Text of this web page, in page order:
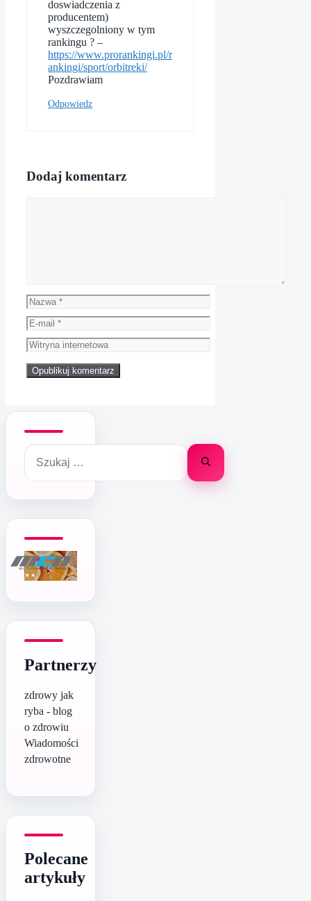
doswiadczenia z
producentem)
wyszczegolniony w tym
rankingu ? –
https://www.prorankingi.pl/r
ankingi/sport/orbitreki/
Pozdrawiam
Odpowiedz
Dodaj komentarz
Nazwa
E-
mail
Witryna
internetowa
Szukaj:
Partnerzy
zdrowy jak
ryba - blog
o zdrowiu
Wiadomości
zdrowotne
Polecane
artykuły